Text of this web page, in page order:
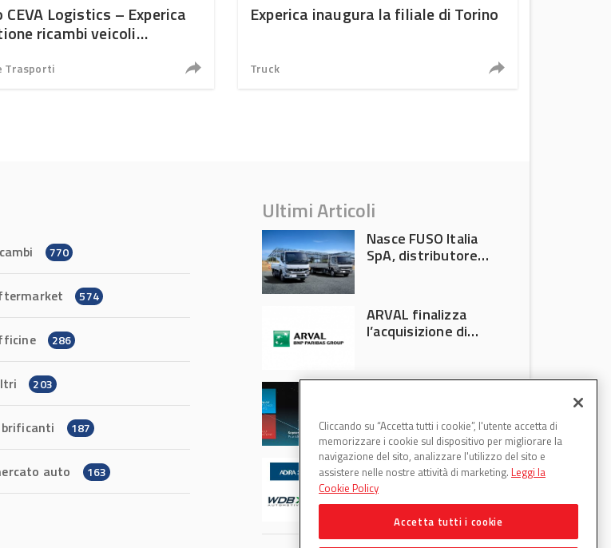
CEVA Logistics – Experica
ricambi veicoli
Trasporti
Experica inaugura la filiale di Torino
Truck
770
574
286
203
187
auto 163
Ultimi Articoli
Nasce FUSO Italia
SpA, distributore
ARVAL finalizza
l’acquisizione di
Francoforte 2026
WDB Automotive
(Axitecnica) e Di.Pa.
Sport entrano in
ADIRA
Cliccando su “Accetta tutti i cookie”, l'utente accetta di
memorizzare i cookie sul dispositivo per migliorare la
navigazione del sito, analizzare l'utilizzo del sito e
assistere nelle nostre attività di marketing. Leggi la
Cookie Policy
Accetta tutti i cookie